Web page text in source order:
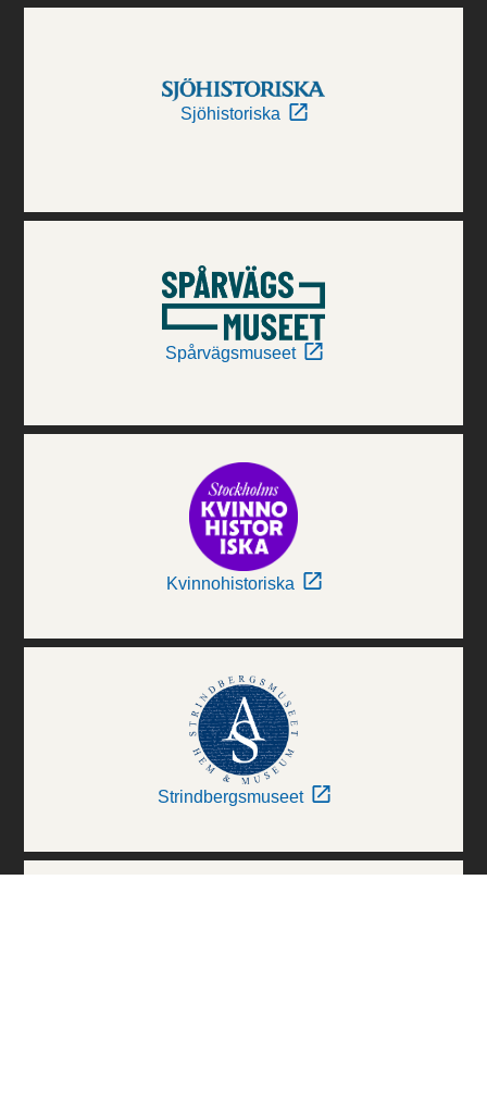
Sjöhistoriska
Spårvägsmuseet
Kvinnohistoriska
Strindbergsmuseet